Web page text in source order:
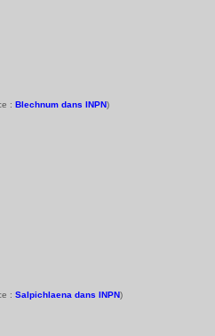
: Blechnum dans INPN)
: Salpichlaena dans INPN)